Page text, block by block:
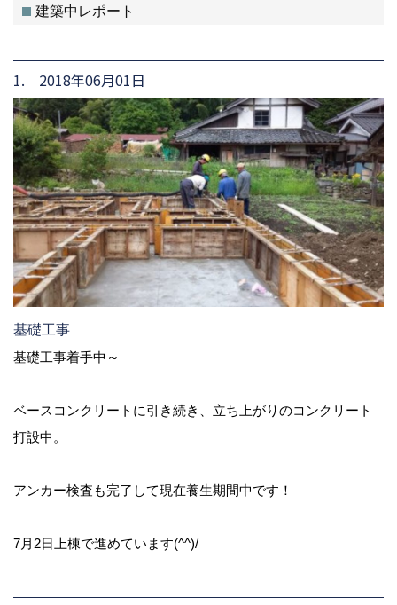
建築中レポート
1. 2018年06月01日
基礎工事
基礎工事着手中～
ベースコンクリートに引き続き、立ち上がりのコンクリート
打設中。
アンカー検査も完了して現在養生期間中です！
7月2日上棟で進めています(^^)/